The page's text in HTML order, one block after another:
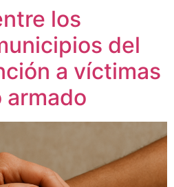
los
del
a víctimas